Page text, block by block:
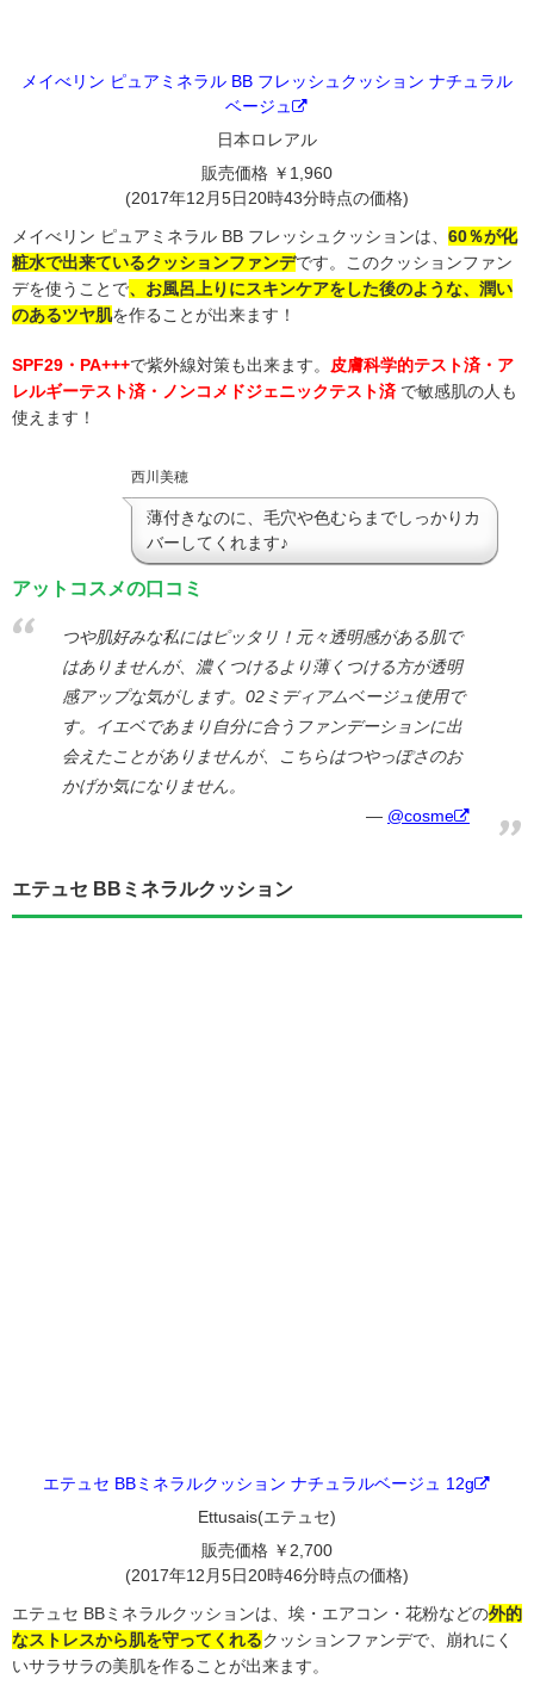
メイべリン ピュアミネラル BB フレッシュクッション ナチュラル
ベージュ
日本ロレアル
販売価格 ￥1,960
(2017年12月5日20時43分時点の価格)
メイべリン ピュアミネラル BB フレッシュクッションは、 60％が化
粧水で出来ているクッションファンデです。このクッションファン
デを使うことで、お風呂上りにスキンケアをした後のような、潤い
のあるツヤ肌を作ることが出来ます！
SPF29・PA+++で紫外線対策も出来ます。
皮膚科学的テスト済・ア
レルギーテスト済・ノンコメドジェニックテスト済 で敏感肌の人も
使えます！
西川美穂
薄付きなのに、毛穴や色むらまでしっかりカ
バーしてくれます♪
アットコスメの口コミ
つや肌好みな私にはピッタリ！元々透明感がある肌で
はありませんが、濃くつけるより薄くつける方が透明
感アップな気がします。02ミディアムベージュ使用で
す。イエベであまり自分に合うファンデーションに出
会えたことがありませんが、こちらはつやっぽさのお
かげか気になりません。
@cosme
エテュセ BBミネラルクッション
エテュセ BBミネラルクッション ナチュラルベージュ 12g
Ettusais(エテュセ)
販売価格 ￥2,700
(2017年12月5日20時46分時点の価格)
エテュセ BBミネラルクッションは、埃・エアコン・花粉などの外的
なストレスから肌を守ってくれるクッションファンデで、崩れにく
いサラサラの美肌を作ることが出来ます。